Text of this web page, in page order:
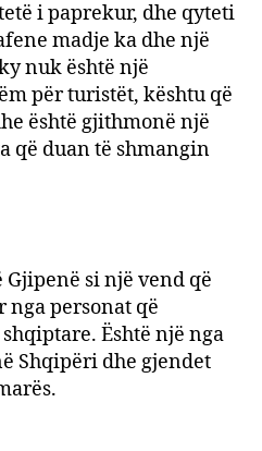
i paprekur, dhe qyteti
madje ka dhe një
nuk është një
për turistët, kështu që
është gjithmonë një
që duan të shmangin
si një vend që
nga personat që
Është një nga
Shqipëri dhe gjendet